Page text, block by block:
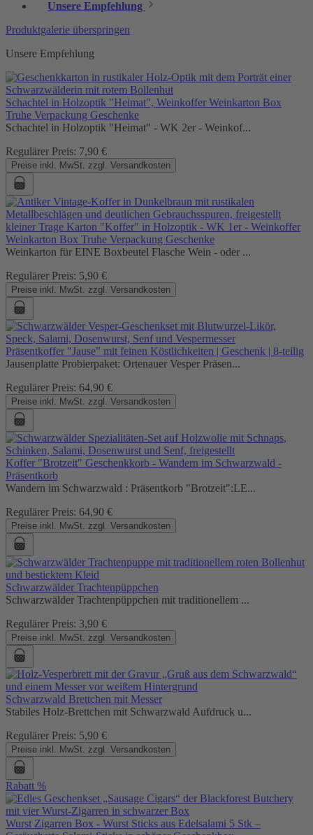
Unsere Empfehlung
Produktgalerie überspringen
Unsere Empfehlung
Schachtel in Holzoptik "Heimat", Weinkoffer Weinkarton Box
Truhe Verpackung Geschenke
Schachtel in Holzoptik "Heimat" - WK 2er - Weinkof...
Regulärer Preis: 7,90 €
Preise inkl. MwSt. zzgl. Versandkosten
kleiner Trage Karton "Koffer" in Holzoptik - WK 1er - Weinkoffer
Weinkarton Box Truhe Verpackung Geschenke
Weinkarton für EINE Boxbeutel Flasche Wein - oder ...
Regulärer Preis: 5,90 €
Preise inkl. MwSt. zzgl. Versandkosten
Präsentkoffer "Jause" mit feinen Köstlichkeiten | Geschenk | 8-teilig
Jausenplatte Probierpaket: Ortenauer Vesper Präsen...
Regulärer Preis: 64,90 €
Preise inkl. MwSt. zzgl. Versandkosten
Koffer "Brotzeit" Geschenkkorb - Wandern im Schwarzwald -
Präsentkorb
Wandern im Schwarzwald : Präsentkorb "Brotzeit":LE...
Regulärer Preis: 64,90 €
Preise inkl. MwSt. zzgl. Versandkosten
Schwarzwälder Trachtenpüppchen
Schwarzwälder Trachtenpüppchen mit traditionellem ...
Regulärer Preis: 3,90 €
Preise inkl. MwSt. zzgl. Versandkosten
Schwarzwald Brettchen mit Messer
Stabiles Holz-Brettchen mit Schwarzwald Aufdruck u...
Regulärer Preis: 5,90 €
Preise inkl. MwSt. zzgl. Versandkosten
Rabatt %
Wurst Zigarren Box - Wurst Sticks aus Edelsalami 5 Stk –